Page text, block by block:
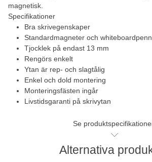
magnetisk.
Specifikationer
Bra skrivegenskaper
Standardmagneter och
Tjocklek på endast 13 mm
Rengörs enkelt
Ytan är rep- och slagtålig
Enkel och dold montering
Monteringsfästen ingår
Livstidsgaranti på skrivytan
Se
Alternativa